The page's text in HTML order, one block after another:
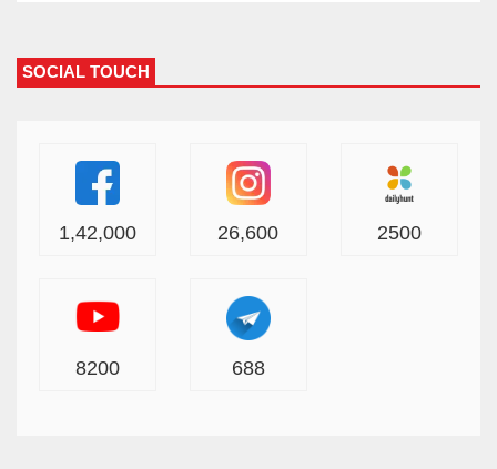
SOCIAL TOUCH
1,42,000 26,600 2500
8200 688